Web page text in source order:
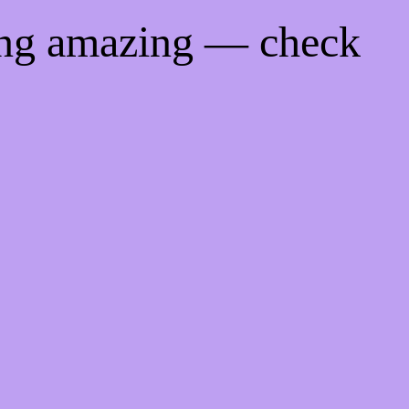
amazing — check